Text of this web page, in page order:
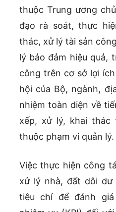
thuộc Trung ương
đạo rà soát, thực
thác, xử lý tài sản
lý bảo đảm hiệu quả,
công trên cơ sở lợi
hội của Bộ, ngành,
nhiệm toàn diện về
xếp, xử lý, khai thác
thuộc phạm vi quản lý.
Việc thực hiện công
xử lý nhà, đất dôi
tiêu chí để đánh